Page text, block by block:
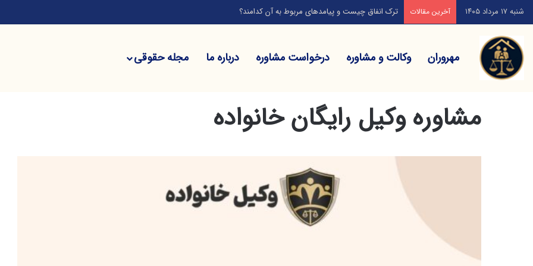
شنبه ۱۷ مرداد ۱۴۰۵ آخرین مقالات راهکارهای انتخاب بهترین وکیل خانواده کدامند؟
مهروران وکالت و مشاوره درخواست مشاوره درباره ما مجله حقوقی
مشاوره وکیل رایگان خانواده